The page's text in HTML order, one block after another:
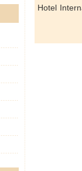
Hotel